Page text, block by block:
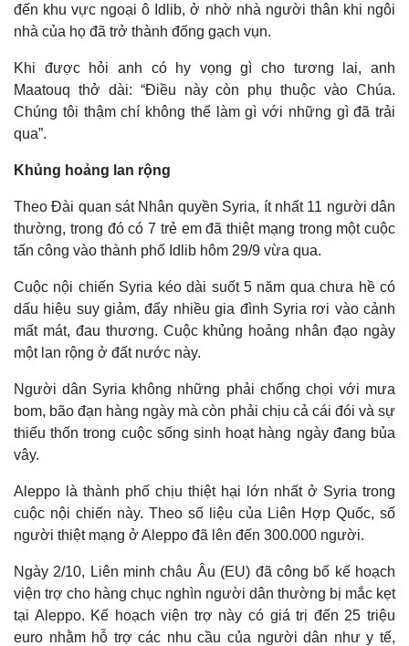
đến khu vực ngoại ô Idlib, ở nhờ nhà người thân khi ngôi
nhà của họ đã trở thành đống gạch vụn.
Khi được hỏi anh có hy vọng gì cho tương lai, anh
Maatouq thở dài: “Điều này còn phụ thuộc vào Chúa.
Chúng tôi thậm chí không thể làm gì với những gì đã trải
qua”.
Khủng hoảng lan rộng
Theo Đài quan sát Nhân quyền Syria, ít nhất 11 người dân
thường, trong đó có 7 trẻ em đã thiệt mạng trong một cuộc
tấn công vào thành phố Idlib hôm 29/9 vừa qua.
Cuộc nội chiến Syria kéo dài suốt 5 năm qua chưa hề có
dấu hiệu suy giảm, đẩy nhiều gia đình Syria rơi vào cảnh
mất mát, đau thương. Cuộc khủng hoảng nhân đạo ngày
một lan rộng ở đất nước này.
Người dân Syria không những phải chống chọi với mưa
bom, bão đạn hàng ngày mà còn phải chịu cả cái đói và sự
thiếu thốn trong cuộc sống sinh hoạt hàng ngày đang bủa
vây.
Aleppo là thành phố chịu thiệt hại lớn nhất ở Syria trong
cuộc nội chiến này. Theo số liệu của Liên Hợp Quốc, số
người thiệt mạng ở Aleppo đã lên đến 300.000 người.
Ngày 2/10, Liên minh châu Âu (EU) đã công bố kế hoạch
viện trợ cho hàng chục nghìn người dân thường bị mắc kẹt
tại Aleppo. Kế hoạch viện trợ này có giá trị đến 25 triệu
euro nhằm hỗ trợ các nhu cầu của người dân như y tế,